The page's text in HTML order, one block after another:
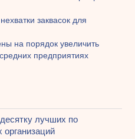
заквасок для
на порядок увеличить
предприятиях
лучших по